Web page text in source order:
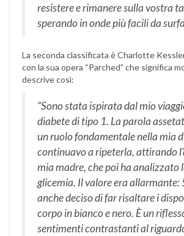
resistere e rimanere sulla vostra
sperando in onde più facili da
La seconda classificata è Charlotte
con la sua opera “Parched” che significa
descrive così:
“Sono stata ispirata dal mio
diabete di tipo 1. La parola
un ruolo fondamentale nella mia
continuavo a ripeterla, attirando
mia madre, che poi ha analizzato
glicemia. Il valore era
anche deciso di far risaltare i
corpo in bianco e nero. È un
sentimenti contrastanti al